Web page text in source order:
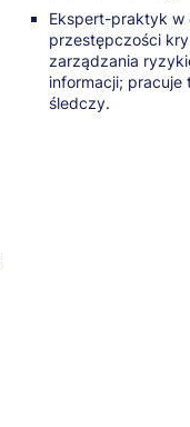
Ekspert-praktyk w
przestępczości
zarządzania
informacji; pracuje
śledczy.